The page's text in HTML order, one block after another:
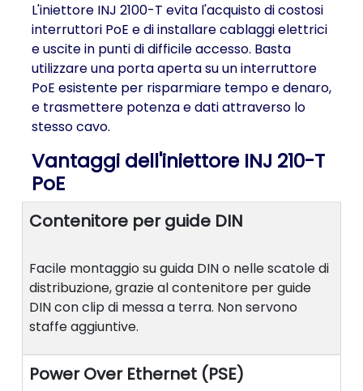
L'iniettore INJ 2100-T evita l'acquisto di costosi
interruttori PoE e di installare cablaggi elettrici
e uscite in punti di difficile accesso. Basta
utilizzare una porta aperta su un interruttore
PoE esistente per risparmiare tempo e denaro,
e trasmettere potenza e dati attraverso lo
stesso cavo.
Vantaggi dell'iniettore INJ 210-T
PoE
Contenitore per guide DIN
Facile montaggio su guida DIN o nelle scatole di
distribuzione, grazie al contenitore per guide
DIN con clip di messa a terra. Non servono
staffe aggiuntive.
Power Over Ethernet (PSE)